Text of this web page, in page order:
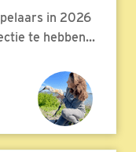
in 2026
te hebben...